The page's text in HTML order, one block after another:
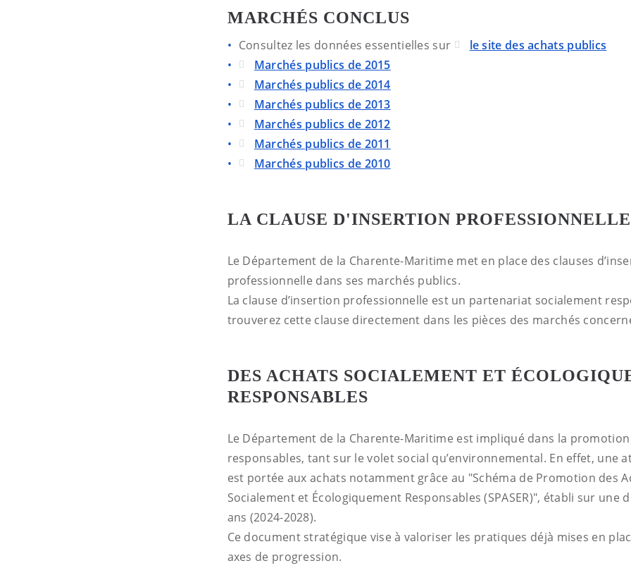
MARCHÉS CONCLUS
Consultez les données essentielles sur
le site des achats publics
Marchés publics de 2015
Marchés publics de 2014
Marchés publics de 2013
Marchés publics de 2012
Marchés publics de 2011
Marchés publics de 2010
LA CLAUSE D'INSERTION PROFESSIONNELLE
Le Département de la Charente-Maritime met en place des clauses
professionnelle dans ses marchés publics.
La clause d’insertion professionnelle est un partenariat socialement
trouverez cette clause directement dans les pièces des marchés
DES ACHATS SOCIALEMENT ET
RESPONSABLES
Le Département de la Charente-Maritime est impliqué dans la
responsables, tant sur le volet social qu’environnemental. En effet, une
est portée aux achats notamment grâce au "Schéma de Promotion des
Socialement et Écologiquement Responsables (SPASER)", établi sur une
ans (2024-2028).
Ce document stratégique vise à valoriser les pratiques déjà mises en
axes de progression.